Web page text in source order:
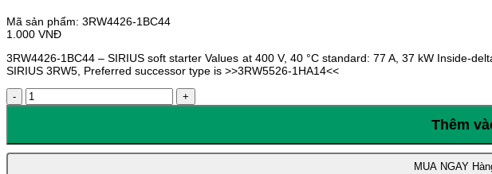
Mã sản phẩm: 3RW4426-1BC44
1.000 VNĐ
3RW4426-1BC44 – SIRIUS soft starter Values at 400 V, 40 °C standard: 77 A, 37 kW Inside-
SIRIUS 3RW5, Preferred successor type is >>3RW5526-1HA14<<
Khởi
Động
3RW4426-
1BC44
Thêm
MUA NGAY